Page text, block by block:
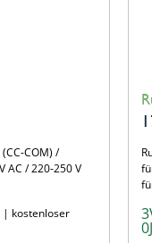
COM) /
AC / 220-250 V
| kostenloser